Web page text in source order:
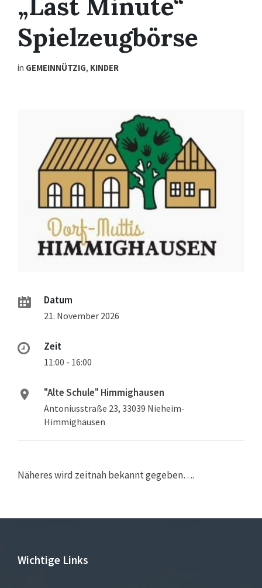
Spielzeugbörse
in GEMEINNÜTZIG, KINDER
Datum
21. November 2026
Zeit
11:00 - 16:00
"Alte Schule" Himmighausen
Antoniusstraße 23, 33039 Nieheim-
Himmighausen
Näheres wird zeitnah bekannt gegeben….
Wichtige Links